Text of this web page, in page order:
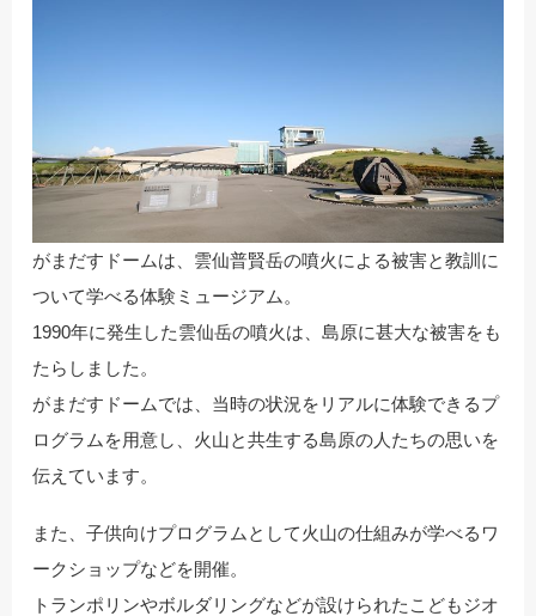
がまだすドームは、雲仙普賢岳の噴火による被害と教訓に
ついて学べる体験ミュージアム。
1990年に発生した雲仙岳の噴火は、島原に甚大な被害をも
たらしました。
がまだすドームでは、当時の状況をリアルに体験できるプ
ログラムを用意し、火山と共生する島原の人たちの思いを
伝えています。
また、子供向けプログラムとして火山の仕組みが学べるワ
ークショップなどを開催。
トランポリンやボルダリングなどが設けられたこどもジオ